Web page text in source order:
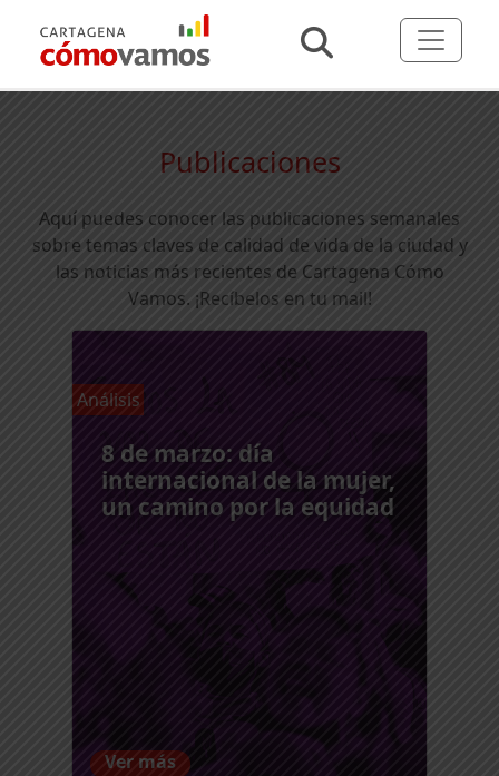
Publicaciones
Aquí puedes conocer las publicaciones semanales
sobre temas claves de calidad de vida de la ciudad y
las noticias más recientes de Cartagena Cómo
Vamos. ¡Recíbelos en tu mail!
Análisis
8 de marzo: día
internacional de la mujer,
un camino por la equidad
Ver más